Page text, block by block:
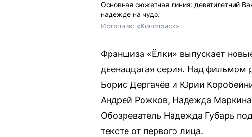
Основная сюжетная линия: девятилетний
надежде на чудо.
Источник: «Кинопоиск»
Франшиза «Ёлки» выпускает
двенадцатая серия. Над фильмом
Борис Дергачёв и Юрий
Андрей Рожков, Надежда
Обозреватель Надежда Губарь
тексте от первого лица.